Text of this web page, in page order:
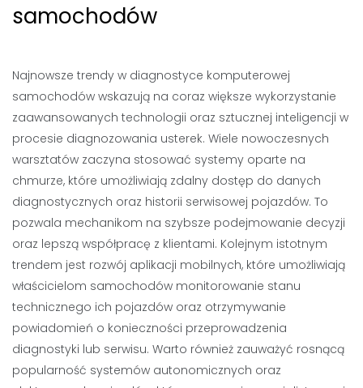
samochodów
Najnowsze trendy w diagnostyce komputerowej
samochodów wskazują na coraz większe wykorzystanie
zaawansowanych technologii oraz sztucznej inteligencji w
procesie diagnozowania usterek. Wiele nowoczesnych
warsztatów zaczyna stosować systemy oparte na
chmurze, które umożliwiają zdalny dostęp do danych
diagnostycznych oraz historii serwisowej pojazdów. To
pozwala mechanikom na szybsze podejmowanie decyzji
oraz lepszą współpracę z klientami. Kolejnym istotnym
trendem jest rozwój aplikacji mobilnych, które umożliwiają
właścicielom samochodów monitorowanie stanu
technicznego ich pojazdów oraz otrzymywanie
powiadomień o konieczności przeprowadzenia
diagnostyki lub serwisu. Warto również zauważyć rosnącą
popularność systemów autonomicznych oraz